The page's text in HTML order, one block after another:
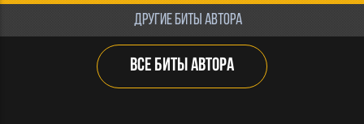
ДРУГИЕ БИТЫ АВТОРА
ВСЕ БИТЫ АВТОРА